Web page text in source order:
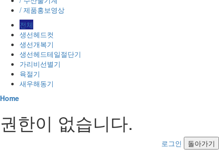
/ 제품홍보영상
전체
생선헤드컷
생선개복기
생선헤드테일절단기
가리비선별기
육절기
새우해동기
Home
권한이 없습니다.
로그인 돌아가기